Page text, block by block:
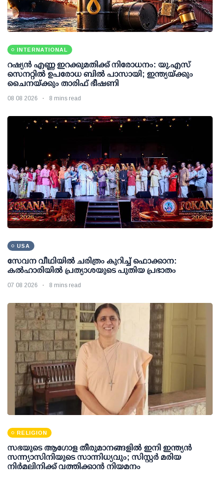
INTERNATIONAL
റഷ്യന്‍ എണ്ണ ഇറക്കുമതിക്ക് നിരോധനം: യു.എസ്
സെനറ്റില്‍ ഉപരോധ ബില്‍ പാസായി; ഇന്ത്യയ്ക്കും
ചൈനയ്ക്കും താരിഫ് ഭീഷണി
08 08 2026 8 mins read
USA
സേവന വീഥിയില്‍ ചരിത്രം കുറിച്ച് ഫൊക്കാന:
കല്‍ഹാരിയില്‍ പ്രത്യാശയുടെ പുതിയ പ്രഭാതം
07 08 2026 8 mins read
RELIGION
സഭയുടെ ആഗോള തീരുമാനങ്ങളിൽ ഇനി ഇന്ത്യൻ
സന്ന്യാസിനിയുടെ സാന്നിധ്യവും; സിസ്റ്റർ മരിയ
നിർമലിനിക്ക് വത്തിക്കാൻ നിയമനം